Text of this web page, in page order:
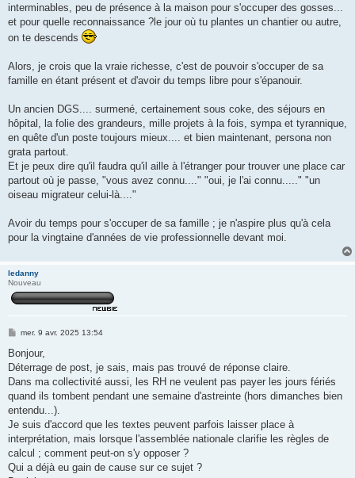
interminables, peu de présence à la maison pour s'occuper des gosses...
et pour quelle reconnaissance ?le jour où tu plantes un chantier ou autre,
on te descends
Alors, je crois que la vraie richesse, c'est de pouvoir s'occuper de sa
famille en étant présent et d'avoir du temps libre pour s'épanouir.
Un ancien DGS.... surmené, certainement sous coke, des séjours en
hôpital, la folie des grandeurs, mille projets à la fois, sympa et tyrannique,
en quête d'un poste toujours mieux.... et bien maintenant, persona non
grata partout.
Et je peux dire qu'il faudra qu'il aille à l'étranger pour trouver une place car
partout où je passe, "vous avez connu...." "oui, je l'ai connu....." "un
oiseau migrateur celui-là...."
Avoir du temps pour s'occuper de sa famille ; je n'aspire plus qu'à cela
pour la vingtaine d'années de vie professionnelle devant moi.
ledanny
Nouveau
M
s
a
g
mer. 9 avr. 2025 13:54
Bonjour,
Déterrage de post, je sais, mais pas trouvé de réponse claire.
Dans ma collectivité aussi, les RH ne veulent pas payer les jours fériés
quand ils tombent pendant une semaine d'astreinte (hors dimanches bien
entendu...).
Je suis d'accord que les textes peuvent parfois laisser place à
interprétation, mais lorsque l'assemblée nationale clarifie les règles de
calcul ; comment peut-on s'y opposer ?
Qui a déjà eu gain de cause sur ce sujet ?